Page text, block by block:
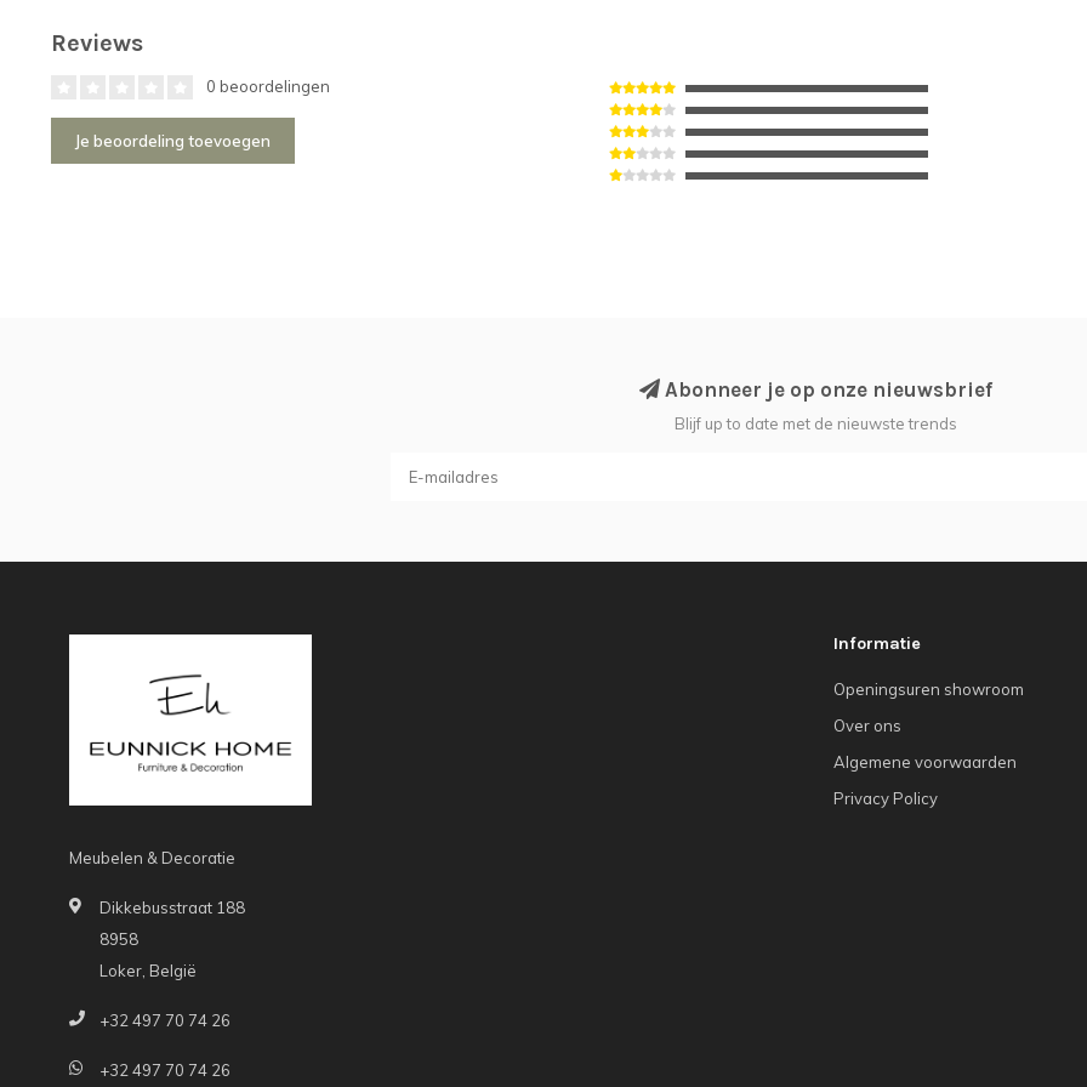
Reviews
0 beoordelingen
Je beoordeling toevoegen
Abonneer je op onze nieuwsbrief
Blijf up to date met de nieuwste trends
Meubelen & Decoratie
Dikkebusstraat 188
8958
Loker, België
+32 497 70 74 26
+32 497 70 74 26
Informatie
Openingsuren showroom
Over ons
Algemene voorwaarden
Privacy Policy